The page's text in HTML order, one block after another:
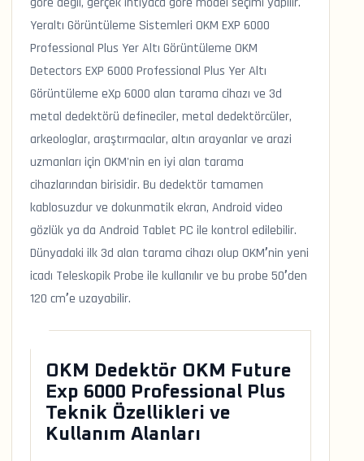
Yeraltı Görüntüleme Sistemleri OKM EXP 6000
Professional Plus Yer Altı Görüntüleme OKM
Detectors EXP 6000 Professional Plus Yer Altı
Görüntüleme eXp 6000 alan tarama cihazı ve 3d
metal dedektörü defineciler, metal dedektörcüler,
arkeologlar, araştırmacılar, altın arayanlar ve arazi
uzmanları için OKM'nin en iyi alan tarama
cihazlarından birisidir. Bu dedektör tamamen
kablosuzdur ve dokunmatik ekran, Android video
gözlük ya da Android Tablet PC ile kontrol edilebilir.
Dünyadaki ilk 3d alan tarama cihazı olup OKM’nin yeni
icadı Teleskopik Probe ile kullanılır ve bu probe 50’den
120 cm’e uzayabilir.
OKM Dedektör OKM Future
Exp 6000 Professional Plus
Teknik Özellikleri ve
Kullanım Alanları